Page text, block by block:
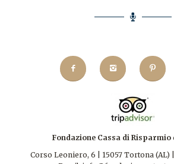
Fondazione Cassa di
Corso Leoniero, 6 | 15057 Tortona (AL)